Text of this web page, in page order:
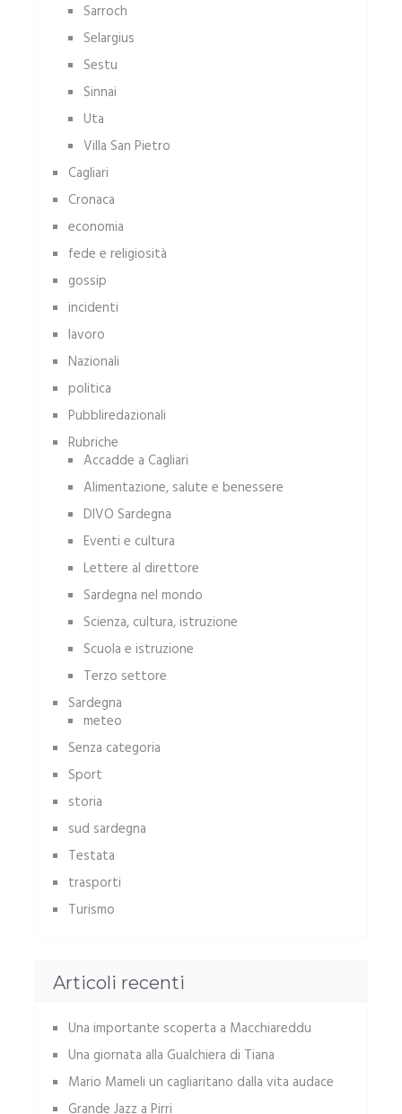
Sarroch
Selargius
Sestu
Sinnai
Uta
Villa San Pietro
Cagliari
Cronaca
economia
fede e religiosità
gossip
incidenti
lavoro
Nazionali
politica
Pubbliredazionali
Rubriche
Accadde a Cagliari
Alimentazione, salute e benessere
DIVO Sardegna
Eventi e cultura
Lettere al direttore
Sardegna nel mondo
Scienza, cultura, istruzione
Scuola e istruzione
Terzo settore
Sardegna
meteo
Senza categoria
Sport
storia
sud sardegna
Testata
trasporti
Turismo
Articoli recenti
Una importante scoperta a Macchiareddu
Una giornata alla Gualchiera di Tiana
Mario Mameli un cagliaritano dalla vita audace
Grande Jazz a Pirri